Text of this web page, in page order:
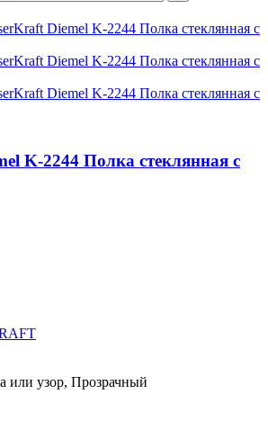
K-2244 Полка стеклянная с
или узор, Прозрачный